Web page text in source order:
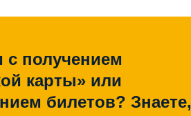
с получением
карты» или
билетов? Знаете,